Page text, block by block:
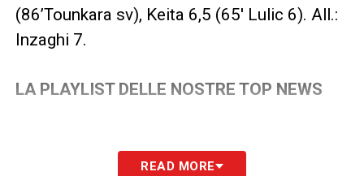
(86’Tounkara sv), Keita 6,5 (65′ Lulic 6). All.:
Inzaghi 7.
LA PLAYLIST DELLE NOSTRE TOP NEWS
READ MORE